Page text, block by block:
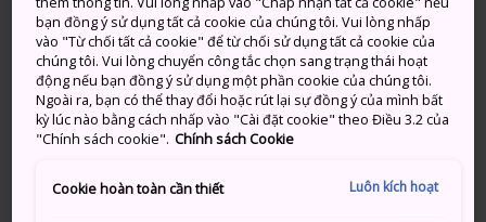
một khu vườn hoàn hảo nằm ngay phía trước toà
thành do kiến trúc sư cảnh quan nổi tiếng của Nhật,
Mirei Shigemori thiết kế.
bạn đồng ý sử dụng tất cả cookie của chúng tôi. Vui lòng nhấp
vào "Từ chối tất cả cookie" để từ chối sử dụng tất cả cookie của
chúng tôi. Vui lòng chuyển công tắc chọn sang trạng thái hoạt
động nếu bạn đồng ý sử dụng một phần cookie của chúng tôi.
Ngoài ra, bạn có thể thay đổi hoặc rút lại sự đồng ý của mình bất
kỳ lúc nào bằng cách nhấp vào "Cài đặt cookie" theo Điều 3.2 của
"Chính sách cookie". Chính sách Cookie
Cookie hoàn toàn cần thiết Luôn kích hoạt